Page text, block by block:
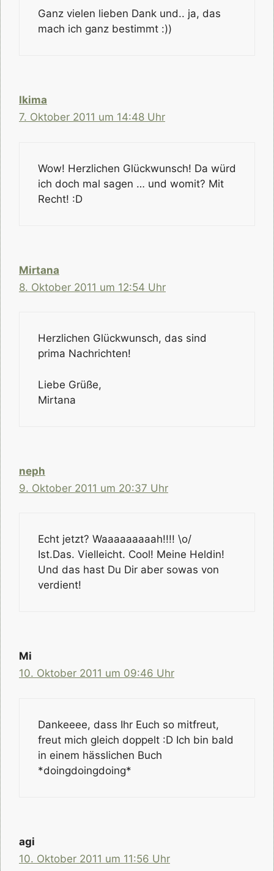
Ganz vielen lieben Dank und.. ja, das
mach ich ganz bestimmt :))
Ikima
7. Oktober 2011 um 14:48 Uhr
Wow! Herzlichen Glückwunsch! Da würd
ich doch mal sagen … und womit? Mit
Recht! :D
Mirtana
8. Oktober 2011 um 12:54 Uhr
Herzlichen Glückwunsch, das sind
prima Nachrichten!
Liebe Grüße,
Mirtana
neph
9. Oktober 2011 um 20:37 Uhr
Echt jetzt? Waaaaaaaaah!!!! \o/
Ist.Das. Vielleicht. Cool! Meine Heldin!
Und das hast Du Dir aber sowas von
verdient!
Mi
10. Oktober 2011 um 09:46 Uhr
Dankeeee, dass Ihr Euch so mitfreut,
freut mich gleich doppelt :D Ich bin bald
in einem hässlichen Buch
*doingdoingdoing*
agi
10. Oktober 2011 um 11:56 Uhr